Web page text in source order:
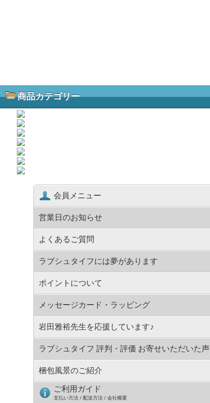
商品カテゴリー
会員メニュー
営業日のお知らせ
よくあるご質問
ラブシュタイフには夢があります
ポイントについて
メッセージカード・ラッピング
岩田雅裕先生を応援しています♪
ラブシュタイフ 評判・評価 お寄せいただいた声
梱包風景のご紹介
ご利用ガイド
支払い方法 / 配送方法 / 会社概要